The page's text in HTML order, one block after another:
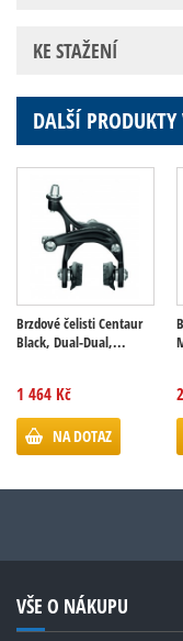
KE STAŽENÍ
DALŠÍ
Brzdové čelisti Centaur
Black, Dual-Dual,...
1 464 Kč
NA DOTAZ
VŠE O NÁKUPU